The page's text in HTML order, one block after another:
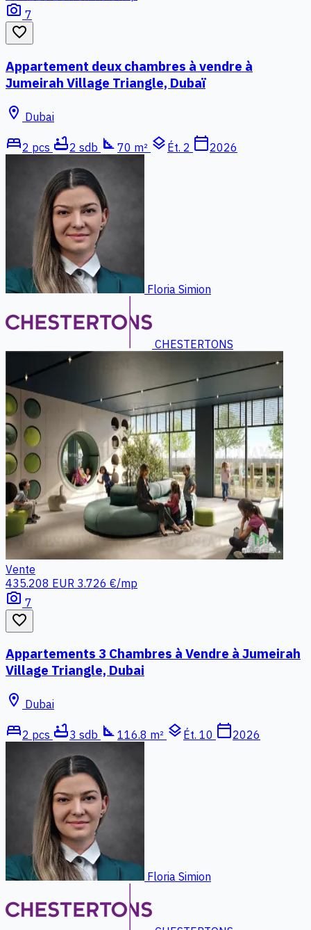
photo_camera 7
favorite_border
Appartement deux chambres à vendre à
Jumeirah Village Triangle, Dubaï
location_on Dubai
bed2 pcs bathtub2 sdb square_foot 70 m² layers Ét. 2 calendar_today2026
Floria Simion
CHESTERTONS
Vente
435.208 EUR 3.726 €/mp
photo_camera 7
favorite_border
Appartements 3 Chambres à Vendre à Jumeirah
Village Triangle, Dubai
location_on Dubai
bed2 pcs bathtub3 sdb square_foot 116.8 m² layers Ét. 10 calendar_today2026
Floria Simion